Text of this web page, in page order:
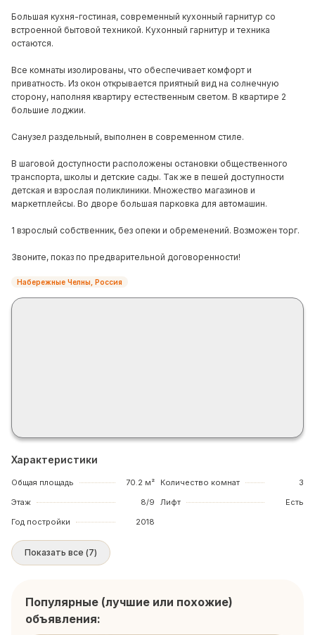
Большая кухня-гостиная, современный кухонный гарнитур со
встроенной бытовой техникой. Кухонный гарнитур и техника
остаются.
Все комнаты изолированы, что обеспечивает комфорт и
приватность. Из окон открывается приятный вид на солнечную
сторону, наполняя квартиру естественным светом. В квартире 2
большие лоджии.
Санузел раздельный, выполнен в современном стиле.
В шаговой доступности расположены остановки общественного
транспорта, школы и детские сады. Так же в пешей доступности
детская и взрослая поликлиники. Множество магазинов и
маркетплейсы. Во дворе большая парковка для автомашин.
1 взрослый собственник, без опеки и обременений. Возможен торг.
Звоните, показ по предварительной договоренности!
Набережные Челны, Россия
Характеристики
Общая площадь
70.2 м²
Этаж
8/9
Год постройки
2018
Количество комнат
3
Лифт
Есть
Показать все (7)
Популярные (лучшие или похожие)
объявления: